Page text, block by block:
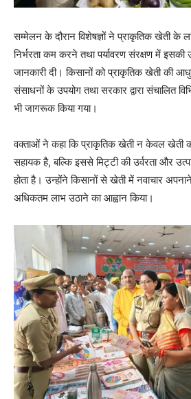
सम्मेलन के दौरान विशेषज्ञों ने प्राकृतिक खेती के
निर्भरता कम करने तथा पर्यावरण संरक्षण में इसकी
जानकारी दी। किसानों को प्राकृतिक खेती की
संसाधनों के उपयोग तथा सरकार द्वारा संचालित
भी जागरूक किया गया।
वक्ताओं ने कहा कि प्राकृतिक खेती न केवल खेती
सहायक है, बल्कि इससे मिट्टी की उर्वरता और
होता है। उन्होंने किसानों से खेती में नवाचार
अधिकतम लाभ उठाने का आह्वान किया।